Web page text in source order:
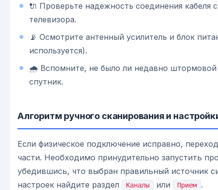
🔌 Проверьте надежность соединения кабеля
телевизора.
📡 Осмотрите антенный усилитель и блок
используется).
🌧️ Вспомните, не было ли недавно
спутник.
Алгоритм ручного сканирования и
Если физическое подключение исправно,
части. Необходимо принудительно запустить
убедившись, что выбран правильный источник
настроек найдите раздел
Каналы или Прием .